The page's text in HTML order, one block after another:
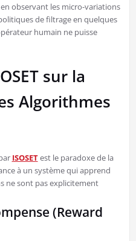
observant les micro-variations
de filtrage en quelques
humain ne puisse
sur la
Algorithmes
ISOSETest le paradoxe de la
à un système qui apprend
ne sont pas explicitement
(Reward